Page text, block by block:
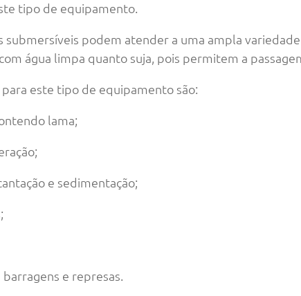
tipo de equipamento.
submersíveis podem atender a uma ampla
água limpa quanto suja, pois permitem a
este tipo de equipamento são:
lama;
e sedimentação;
e represas.